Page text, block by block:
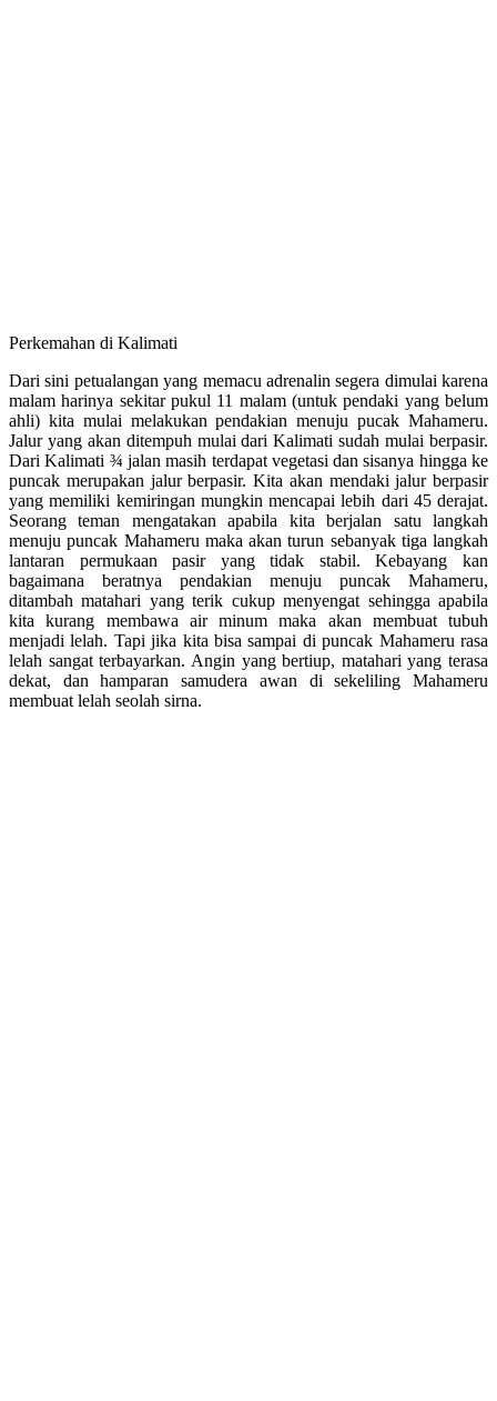
Perkemahan di Kalimati
Dari sini petualangan yang memacu adrenalin segera dimulai karena
malam harinya sekitar pukul 11 malam (untuk pendaki yang belum
ahli) kita mulai melakukan pendakian menuju pucak Mahameru.
Jalur yang akan ditempuh mulai dari Kalimati sudah mulai berpasir.
Dari Kalimati ¾ jalan masih terdapat vegetasi dan sisanya hingga ke
puncak merupakan jalur berpasir. Kita akan mendaki jalur berpasir
yang memiliki kemiringan mungkin mencapai lebih dari 45 derajat.
Seorang teman mengatakan apabila kita berjalan satu langkah
menuju puncak Mahameru maka akan turun sebanyak tiga langkah
lantaran permukaan pasir yang tidak stabil. Kebayang kan
bagaimana beratnya pendakian menuju puncak Mahameru,
ditambah matahari yang terik cukup menyengat sehingga apabila
kita kurang membawa air minum maka akan membuat tubuh
menjadi lelah. Tapi jika kita bisa sampai di puncak Mahameru rasa
lelah sangat terbayarkan. Angin yang bertiup, matahari yang terasa
dekat, dan hamparan samudera awan di sekeliling Mahameru
membuat lelah seolah sirna.